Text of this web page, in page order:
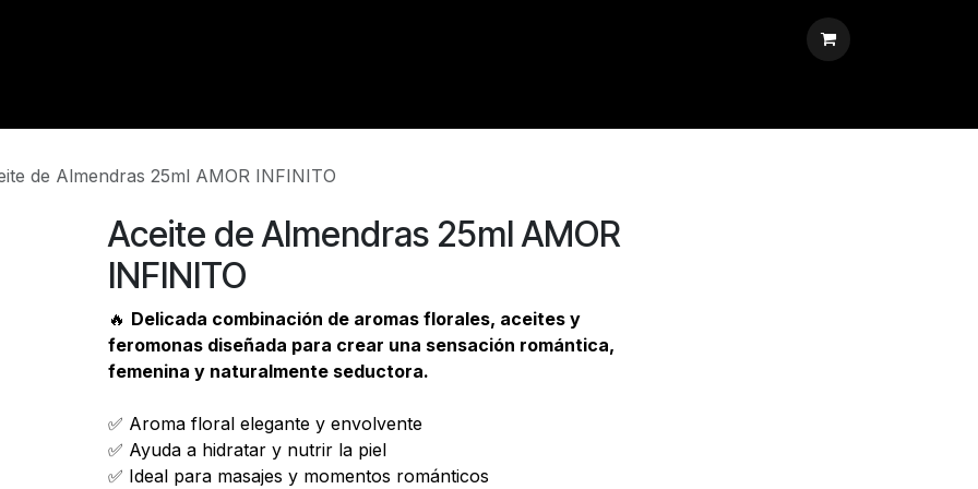
de Almendras 25ml AMOR INFINITO
Aceite de Almendras 25ml AMOR
INFINITO
🔥 Delicada combinación de aromas florales, aceites y
feromonas diseñada para crear una sensación romántica,
femenina y naturalmente seductora.
✅ Aroma floral elegante y envolvente
✅ Ayuda a hidratar y nutrir la piel
✅ Ideal para masajes y momentos románticos